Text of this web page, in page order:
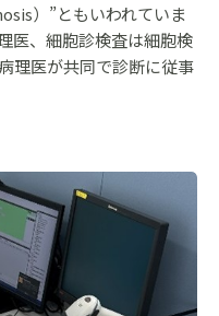
）”ともいわれていま
医、細胞診検査は細胞検
理医が共同で診断に従事